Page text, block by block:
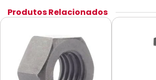
Produtos Relacionados